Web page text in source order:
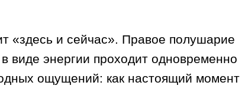
«здесь и сейчас». Правое полушарие
виде энергии проходит одновременно
ощущений: как настоящий момент